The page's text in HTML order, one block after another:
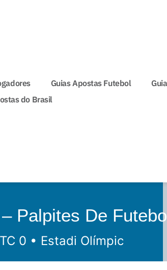
Guias Apostas Futebol
do Brasil
Palpites De
Estadi Olímpic